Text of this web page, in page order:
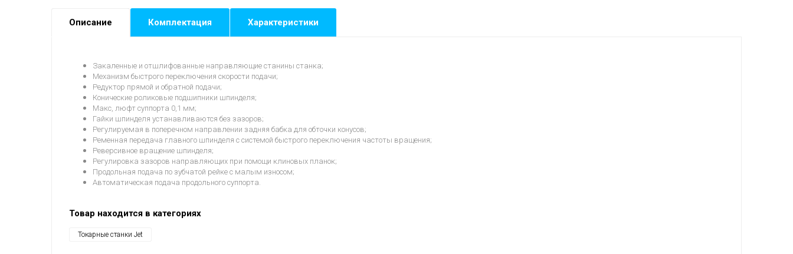
Описание Комплектация Характеристики
Закаленные и отшлифованные направляющие станины станка;
Механизм быстрого переключения скорости подачи;
Редуктор прямой и обратной подачи;
Конические роликовые подшипники шпинделя;
Макс, люфт суппорта 0,1 мм;
Гайки шпинделя устанавливаются без зазоров;
Регулируемая в поперечном направлении задняя бабка для обточки конусов;
Ременная передача главного шпинделя с системой быстрого переключения частоты вращения;
Реверсивное вращение шпинделя;
Регулировка зазоров направляющих при помощи клиновых планок;
Продольная подача по зубчатой рейке с малым износом;
Автоматическая подача продольного суппорта.
Товар находится в категориях
Токарные станки Jet